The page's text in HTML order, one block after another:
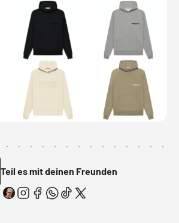
Teil es mit deinen Freunden